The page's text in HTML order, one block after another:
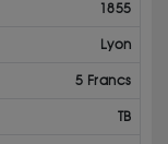
1855
Lyon
5 Francs
TB